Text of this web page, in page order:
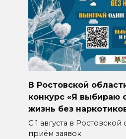
В Ростовской
конкурс «Я выбираю
жизнь без
С 1 августа в Ростовской
приём заявок